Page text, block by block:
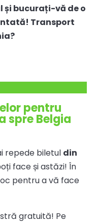
bucurați-vă de o
Transport
pentru
spre Belgia
repede biletul din
face și astăzi! În
pentru a vă face
gratuită! Pe